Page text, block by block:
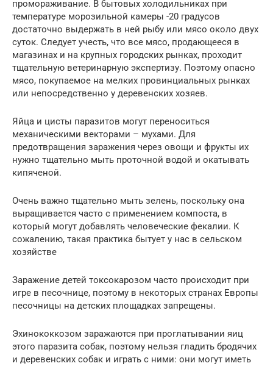
промораживание. В бытовых холодильниках при
температуре морозильной камеры -20 градусов
достаточно выдержать в ней рыбу или мясо около двух
суток. Следует учесть, что все мясо, продающееся в
магазинах и на крупных городских рынках, проходит
тщательную ветеринарную экспертизу. Поэтому опасно
мясо, покупаемое на мелких провинциальных рынках
или непосредственно у деревенских хозяев.
Яйца и цисты паразитов могут переноситься
механическими векторами – мухами. Для
предотвращения заражения через овощи и фрукты их
нужно тщательно мыть проточной водой и окатывать
кипяченой.
Очень важно тщательно мыть зелень, поскольку она
выращивается часто с применением компоста, в
который могут добавлять человеческие фекалии. К
сожалению, такая практика бытует у нас в сельском
хозяйстве
Заражение детей токсокарозом часто происходит при
игре в песочнице, поэтому в некоторых странах Европы
песочницы на детских площадках запрещены.
Эхинококкозом заражаются при проглатывании яиц
этого паразита собак, поэтому нельзя гладить бродячих
и деревенских собак и играть с ними: они могут иметь